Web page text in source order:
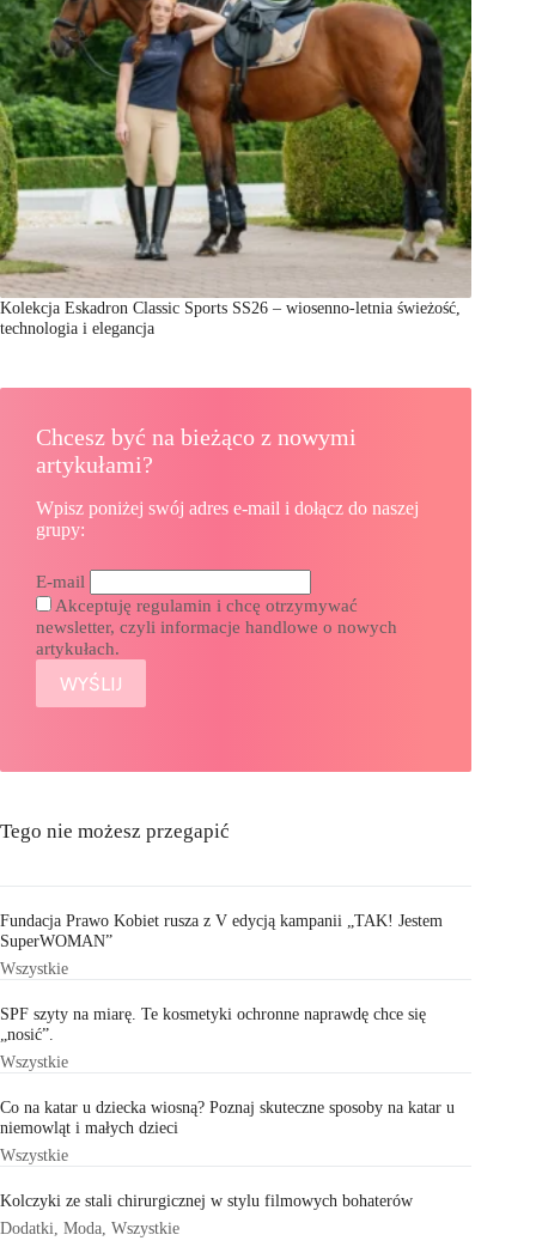
Kolekcja Eskadron Classic Sports SS26 – wiosenno-letnia świeżość,
technologia i elegancja
Chcesz być na bieżąco z nowymi
artykułami?
Wpisz poniżej swój adres e-mail i dołącz do naszej
grupy:
E-mail
Akceptuję regulamin i chcę otrzymywać
newsletter, czyli informacje handlowe o nowych
artykułach.
Tego nie możesz przegapić
Fundacja Prawo Kobiet rusza z V edycją kampanii „TAK! Jestem
SuperWOMAN”
Wszystkie
SPF szyty na miarę. Te kosmetyki ochronne naprawdę chce się
„nosić”.
Wszystkie
Co na katar u dziecka wiosną? Poznaj skuteczne sposoby na katar u
niemowląt i małych dzieci
Wszystkie
Kolczyki ze stali chirurgicznej w stylu filmowych bohaterów
Dodatki Moda Wszystkie